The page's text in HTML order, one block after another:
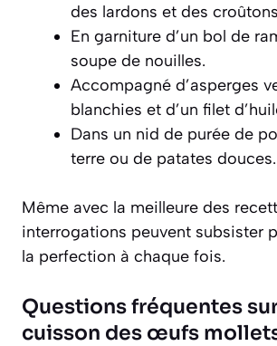
des lardons et des
En garniture d’un bol de
soupe de nouilles.
Accompagné d’asperges
blanchies et d’un filet
Dans un nid de purée de
terre ou de patates douces.
Même avec la meilleure des
interrogations peuvent subsister
la perfection à chaque fois.
Questions fréquentes
cuisson des œufs